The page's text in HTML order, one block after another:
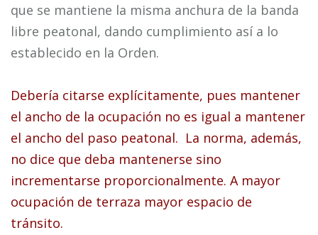
que se mantiene la misma anchura de la banda
libre peatonal, dando cumplimiento así a lo
establecido en la Orden.
Debería citarse explícitamente, pues mantener
el ancho de la ocupación no es igual a mantener
el ancho del paso peatonal. La norma, además,
no dice que deba mantenerse sino
incrementarse proporcionalmente. A mayor
ocupación de terraza mayor espacio de
tránsito.